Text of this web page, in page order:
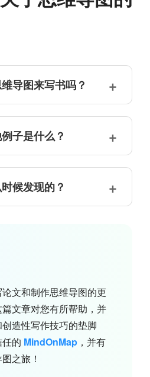
导图来写书吗？
子是什么？
候发现的？
文和制作思维导图的更
文章对您有所帮助，并
造性写作技巧的垫脚
的 MindOnMap ，并有
之旅！